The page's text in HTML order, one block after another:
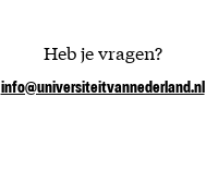
Heb je vragen?
info@universiteitvannederland.nl